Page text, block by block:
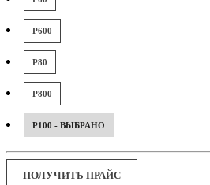
P600
P80
P800
P100 - ВЫБРАНО
ПОЛУЧИТЬ ПРАЙС